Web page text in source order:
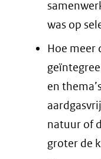
was op
Hoe meer
en
natuur of
groter de